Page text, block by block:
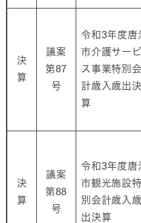
決
算
議案
第87
号
令和3年度唐
市介護サービ
ス事業特別会
計歳入歳出決
算
決
算
議案
第88
号
令和3年度唐
市観光施設特
別会計歳入歳
出決算